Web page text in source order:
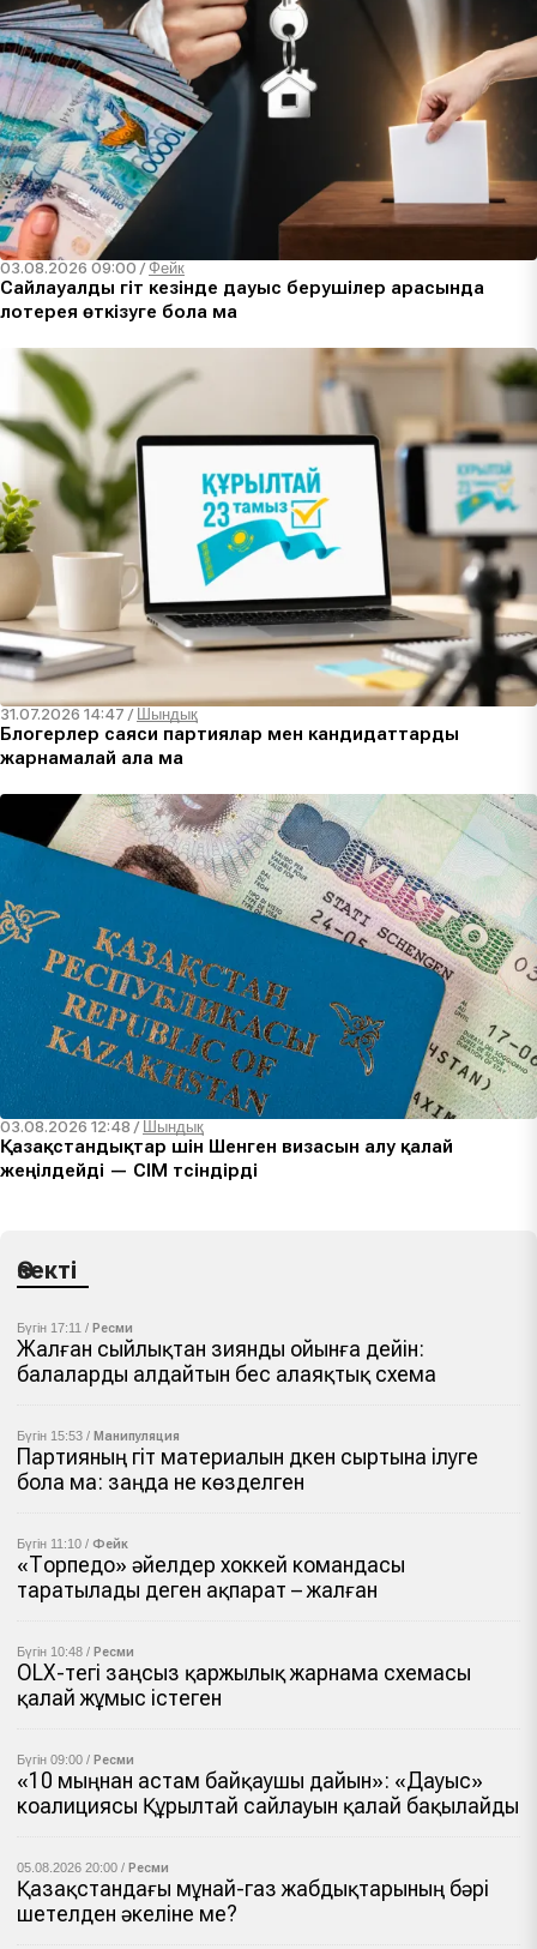
03.08.2026 09:00 /Фейк
Сайлауалды үгіт кезінде дауыс берушілер арасында
лотерея өткізуге бола ма
31.07.2026 14:47 / Шындық
Блогерлер саяси партиялар мен кандидаттарды
жарнамалай ала ма
03.08.2026 12:48 / Шындық
Қазақстандықтар үшін Шенген визасын алу қалай
жеңілдейді — СІМ түсіндірді
Өзекті
Бүгін 17:11 / Ресми
Жалған сыйлықтан зиянды ойынға дейін:
балаларды алдайтын бес алаяқтық схема
Бүгін 15:53 / Манипуляция
Партияның үгіт материалын дүкен сыртына ілуге
бола ма: заңда не көзделген
Бүгін 11:10 / Фейк
«Торпедо» әйелдер хоккей командасы
таратылады деген ақпарат – жалған
Бүгін 10:48 / Ресми
OLX-тегі заңсыз қаржылық жарнама схемасы
қалай жұмыс істеген
Бүгін 09:00 / Ресми
«10 мыңнан астам байқаушы дайын»: «Дауыс»
коалициясы Құрылтай сайлауын қалай бақылайды
05.08.2026 20:00 / Ресми
Қазақстандағы мұнай-газ жабдықтарының бәрі
шетелден әкеліне ме?